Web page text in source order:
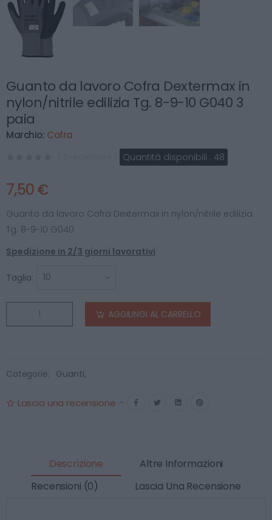
Guanto da lavoro Cofra Dextermax in
nylon/nitrile edilizia Tg. 8-9-10 G040 3
paia
Marchio: Cofra
Quantità disponibili : 48
7,50 €
Guanto da lavoro Cofra Dextermax in nylon/nitrile edilizia
Tg. 8-9-10 G040
Spedizione in 2/3 giorni lavorativi
Taglia:
AGGIUNGI AL CARRELLO
Categorie: Guanti,
Lascia una recensione -
Descrizione
Altre Informazioni
Recensioni (0)
Lascia Una Recensione